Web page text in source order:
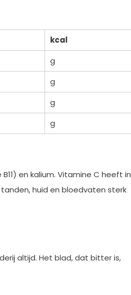
kcal
g
g
g
g
en kalium. Vitamine C heeft in
huid en bloedvaten sterk
altijd. Het blad, dat bitter is,